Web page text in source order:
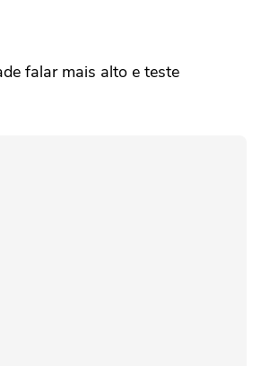
falar mais alto e teste